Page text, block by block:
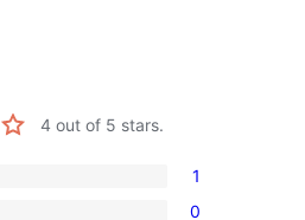
4 out of 5 stars.
1
0